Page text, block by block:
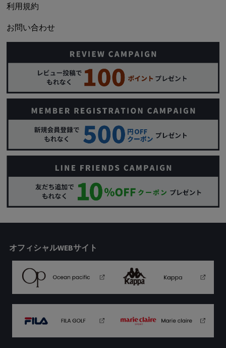
利用規約
お問い合わせ
オフィシャルWEBサイト